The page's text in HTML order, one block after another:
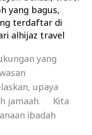
yang bagus,
terdaftar di
alhijaz travel
yang
upaya
jamaah. Kita
ibadah